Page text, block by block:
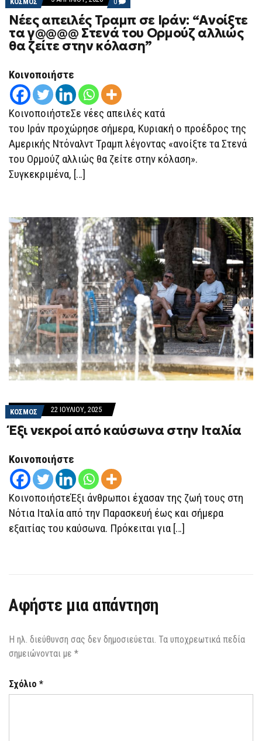
ON
ΝΈΕΣ
ΑΠΕΙΛΈΣ
ΤΡΑΜΠ
ΣΕ
ΣΤΕΝΆ
ΤΟΥ
ΟΡΜΟΎΖ
ΑΛΛΙΏΣ
ΖΕΊΤΕ
ΣΤΗΝ
ΚΌΛΑΣΗ”
Νέες απειλές Τραμπ σε Ιράν: “Ανοίξτε
τα γ@@@@ Στενά του Ορμούζ αλλιώς
θα ζείτε στην κόλαση”
Κοινοποιήστε
ΚοινοποιήστεΣε νέες απειλές κατά
του Ιράν προχώρησε σήμερα, Κυριακή ο προέδρος της
Αμερικής Ντόναλντ Τραμπ λέγοντας «ανοίξτε τα Στενά
του Ορμούζ αλλιώς θα ζείτε στην κόλαση».
Συγκεκριμένα, […]
ΚΟΣΜΟΣ 22 ΙΟΥΛΊΟΥ, 2025
Έξι νεκροί από καύσωνα στην Ιταλία
Κοινοποιήστε
ΚοινοποιήστεΈξι άνθρωποι έχασαν της ζωή τους στη
Νότια Ιταλία από την Παρασκευή έως και σήμερα
εξαιτίας του καύσωνα. Πρόκειται για […]
Αφήστε μια απάντηση
Η ηλ. διεύθυνση σας δεν δημοσιεύεται. Τα υποχρεωτικά πεδία
σημειώνονται με *
Σχόλιο *